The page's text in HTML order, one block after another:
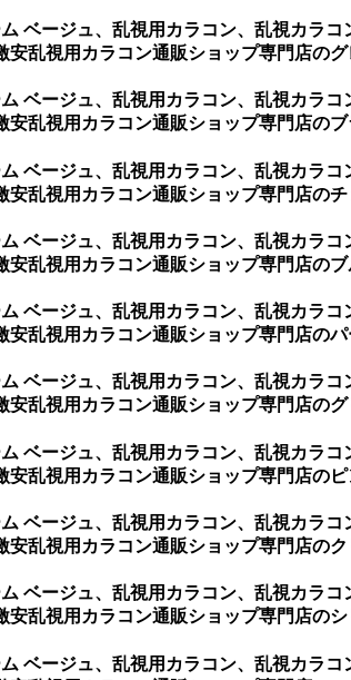
ベージュ、乱視用カラコン、乱視カラ
安乱視用カラコン通販ショップ専門店の
ベージュ、乱視用カラコン、乱視カラ
安乱視用カラコン通販ショップ専門店の
ベージュ、乱視用カラコン、乱視カラ
安乱視用カラコン通販ショップ専門店の
ベージュ、乱視用カラコン、乱視カラ
安乱視用カラコン通販ショップ専門店の
ベージュ、乱視用カラコン、乱視カラ
安乱視用カラコン通販ショップ専門店の
ベージュ、乱視用カラコン、乱視カラ
安乱視用カラコン通販ショップ専門店の
ベージュ、乱視用カラコン、乱視カラ
安乱視用カラコン通販ショップ専門店の
ベージュ、乱視用カラコン、乱視カラ
安乱視用カラコン通販ショップ専門店の
ベージュ、乱視用カラコン、乱視カラ
乱視用カラコン通販ショップ専門店の
ベージュ、乱視用カラコン、乱視カラ